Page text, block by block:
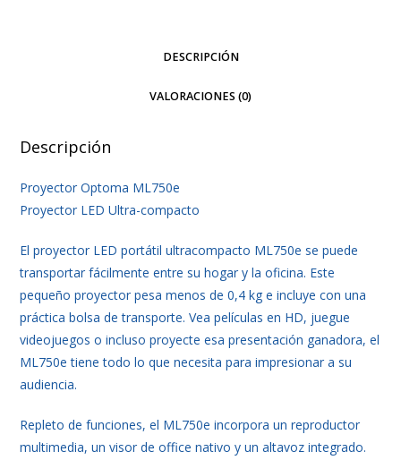
DESCRIPCIÓN
VALORACIONES (0)
Descripción
Proyector Optoma ML750e
Proyector LED Ultra-compacto
El proyector LED portátil ultracompacto ML750e se puede
transportar fácilmente entre su hogar y la oficina. Este
pequeño proyector pesa menos de 0,4 kg e incluye con una
práctica bolsa de transporte. Vea películas en HD, juegue
videojuegos o incluso proyecte esa presentación ganadora, el
ML750e tiene todo lo que necesita para impresionar a su
audiencia.
Repleto de funciones, el ML750e incorpora un reproductor
multimedia, un visor de office nativo y un altavoz integrado.